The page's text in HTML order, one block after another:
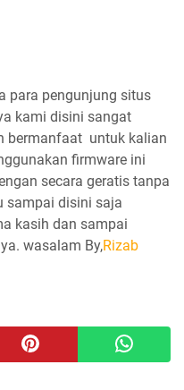
para pengunjung situs
kami disini sangat
bermanfaat untuk kalian
firmware ini
secara geratis tanpa
sampai disini saja
kasih dan sampai
wasalam By,Rizab